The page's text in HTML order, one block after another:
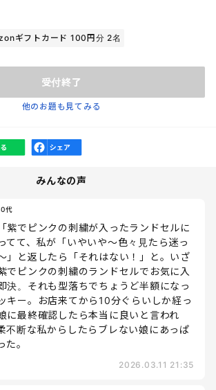
ギフトカード 100円分 2名
受付終了
他のお題も見てみる
みんなの声
代
紫でピンクの刺繍が入ったランドセルに
てて、私が「いやいや〜色々見たら迷っ
」と返したら「それはない！」と。いざ
でピンクの刺繍のランドセルでお気に入
決。それも型落ちでちょうど半額になっ
キー。お店来てから10分ぐらいしか経っ
に最終確認したら本当に良いと言われ
不断な私からしたらブレない娘にあっぱ
た。
2026.03.11 21:35